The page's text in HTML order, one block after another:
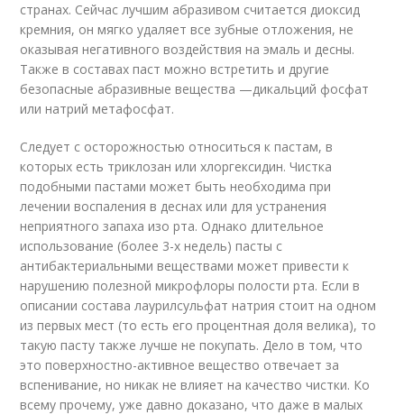
странах. Сейчас лучшим абразивом считается диоксид
кремния, он мягко удаляет все зубные отложения, не
оказывая негативного воздействия на эмаль и десны.
Также в составах паст можно встретить и другие
безопасные абразивные вещества —дикальций фосфат
или натрий метафосфат.
Следует с осторожностью относиться к пастам, в
которых есть триклозан или хлоргексидин. Чистка
подобными пастами может быть необходима при
лечении воспаления в деснах или для устранения
неприятного запаха изо рта. Однако длительное
использование (более 3-х недель) пасты с
антибактериальными веществами может привести к
нарушению полезной микрофлоры полости рта. Если в
описании состава лаурилсульфат натрия стоит на одном
из первых мест (то есть его процентная доля велика), то
такую пасту также лучше не покупать. Дело в том, что
это поверхностно-активное вещество отвечает за
вспенивание, но никак не влияет на качество чистки. Ко
всему прочему, уже давно доказано, что даже в малых